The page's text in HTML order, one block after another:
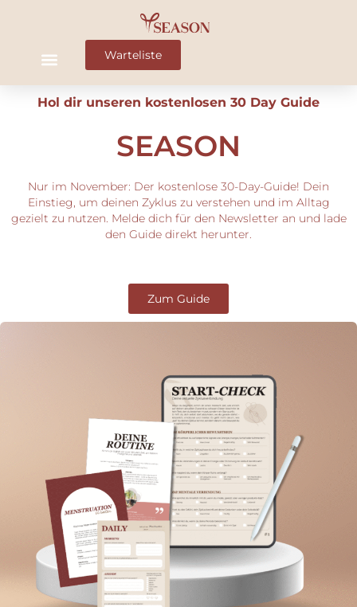
Warteliste
Hol dir unseren kostenlosen 30 Day Guide
SEASON
Nur im November: Der kostenlose 30-Day-Guide! Dein
Einstieg, um deinen Zyklus zu verstehen und im Alltag
gezielt zu nutzen. Melde dich für den Newsletter an und lade
den Guide direkt herunter.
Zum Guide